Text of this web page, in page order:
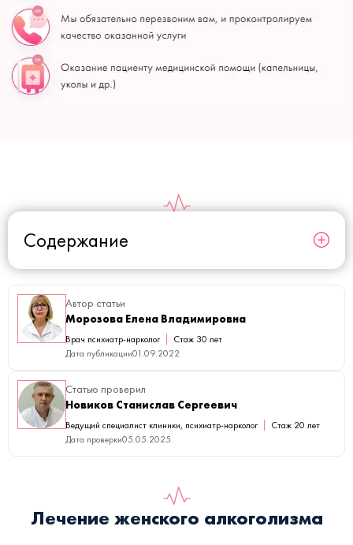
Содержание
Автор статьи
Морозова Елена Владимировна
Врач психиатр-нарколог
Стаж 30 лет
Дата публикации01.09.2022
Статью проверил
Новиков Станислав Сергеевич
Ведущий специалист клиники, психиатр-нарколог
Стаж 20 лет
Дата проверки05.05.2025
Лечение женского алкоголизма